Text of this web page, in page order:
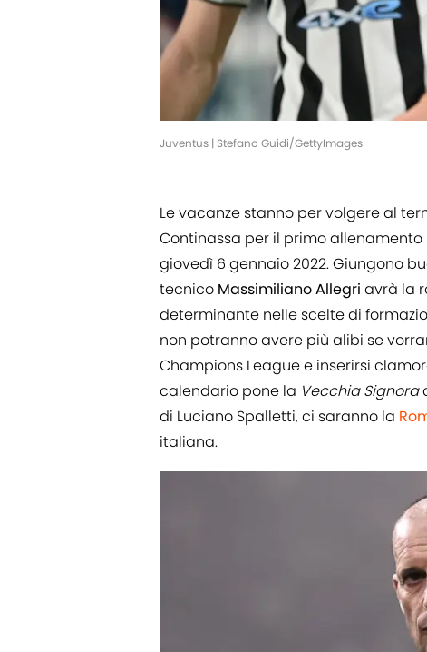
Juventus | Stefano Guidi/GettyImages
Le vacanze stanno per volgere al
Continassa per il primo allenamento
giovedì 6 gennaio 2022. Giungono
tecnico Massimiliano Allegri avrà la
determinante nelle scelte di
non potranno avere più alibi se
Champions League e inserirsi
calendario pone la Vecchia Signora
di Luciano Spalletti, ci saranno la
italiana.